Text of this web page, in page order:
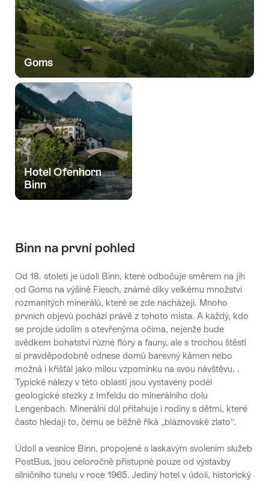
Goms
Hotel Ofenhorn
Binn
Binn na první pohled
Od 18. století je údolí Binn, které odbočuje směrem na jih
od Goms na výšině Fiesch, známé díky velkému množství
rozmanitých minerálů, které se zde nacházejí. Mnoho
prvních objevů pochází právě z tohoto místa. A každý, kdo
se projde údolím s otevřenýma očima, nejenže bude
svědkem bohatství různé flóry a fauny, ale s trochou štěstí
si pravděpodobně odnese domů barevný kámen nebo
možná i křišťál jako milou vzpomínku na svou návštěvu. .
Typické nálezy v této oblasti jsou vystaveny podél
geologické stezky z Imfeldu do minerálního dolu
Lengenbach. Minerální důl přitahuje i rodiny s dětmi, které
často hledají to, čemu se běžně říká „bláznovské zlato“.
Údolí a vesnice Binn, propojené s laskavým svolením služeb
PostBus, jsou celoročně přístupné pouze od výstavby
silničního tunelu v roce 1965. Jediný hotel v údolí, historický